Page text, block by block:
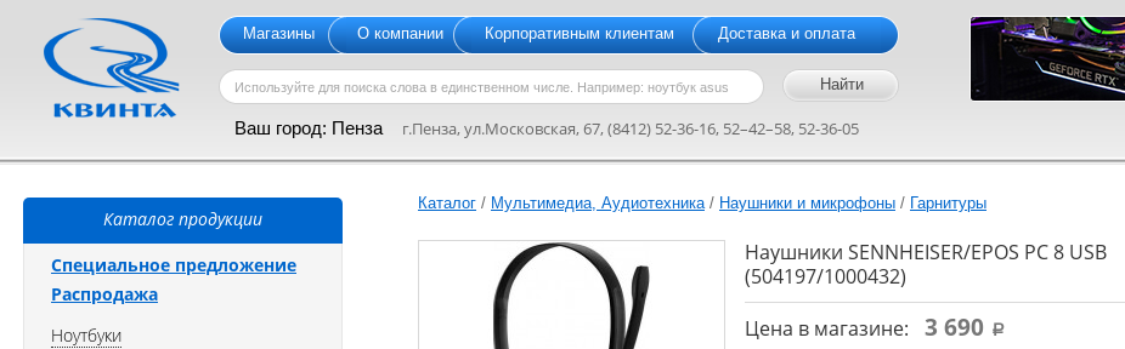
Магазины О компании Корпоративным клиентам Доставка и оплата
Ваш город: Пенза г.Пенза, ул.Московская, 67, (8412) 52-36-16, 52–42–58, 52-36-05
Каталог / Мультимедиа, Аудиотехника/ Наушники и микрофоны / Гарнитуры
Наушники SENNHEISER/EPOS PC 8 USB
(504197/1000432)
Цена в магазине:
3 690 a
Каталог продукции
Специальное предложение
Распродажа
Ноутбуки